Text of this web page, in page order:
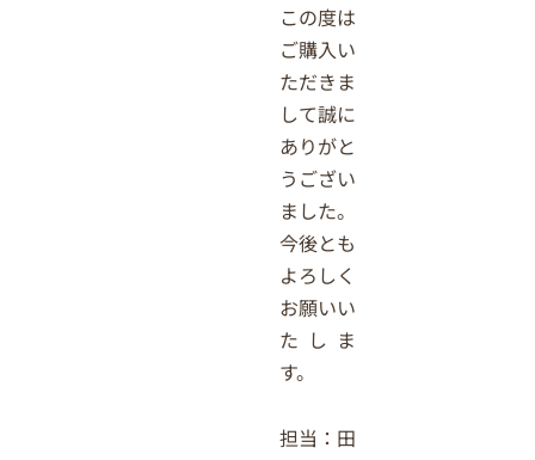
この度は
ご購入い
ただきま
して誠に
ありがと
うござい
ました。
今後とも
よろしく
お願いい
たしま
す。
担当：田